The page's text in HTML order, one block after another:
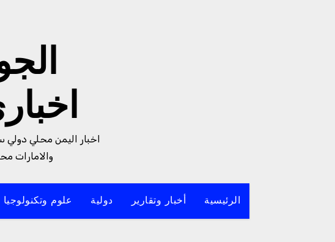
اخبار اليمن محلي دولي
والامارات
الرئيسية أخبار وتقارير دولية علوم وتكنولوجيا